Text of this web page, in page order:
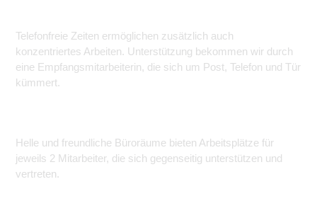
Telefonfreie Zeiten ermöglichen zusätzlich auch
konzentriertes Arbeiten. Unterstützung bekommen wir durch
eine Empfangsmitarbeiterin, die sich um Post, Telefon und Tür
kümmert.
Helle und freundliche Büroräume bieten Arbeitsplätze für
jeweils 2 Mitarbeiter, die sich gegenseitig unterstützen und
vertreten.